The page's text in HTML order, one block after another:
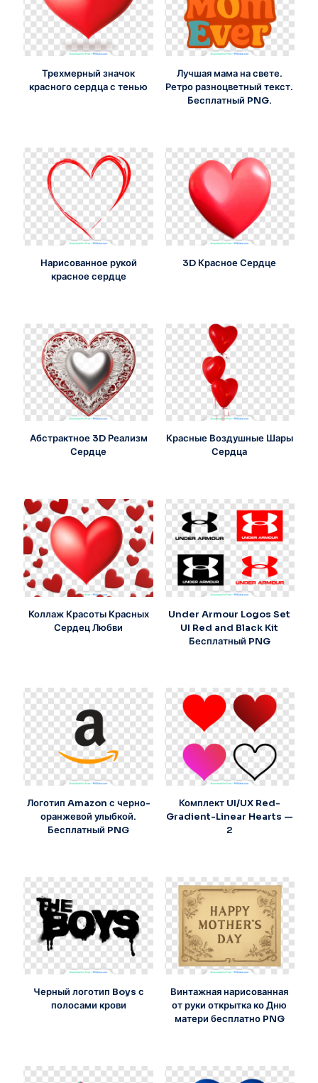
Трехмерный значок
красного сердца с тенью
Лучшая мама на свете.
Ретро разноцветный текст.
Бесплатный PNG.
Нарисованное рукой
красное сердце
3D Красное Сердце
Абстрактное 3D Реализм
Сердце
Красные Воздушные Шары
Сердца
Коллаж Красоты Красных
Сердец Любви
Under Armour Logos Set
UI Red and Black Kit
Бесплатный PNG
Логотип Amazon с черно-
оранжевой улыбкой.
Бесплатный PNG
Комплект UI/UX Red-
Gradient-Linear Hearts —
2
Черный логотип Boys с
полосами крови
Винтажная нарисованная
от руки открытка ко Дню
матери бесплатно PNG